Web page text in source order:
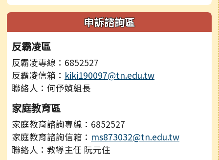
申訴諮詢區
反霸凌區
反霸凌專線：6852527
反霸凌信箱： kiki190097@tn.edu.tw
聯絡人：何伃媜組長
家庭教育區
家庭教育諮詢專線：6852527
家庭教育諮詢信箱： ms873032@tn.edu.tw
聯絡人：教導主任 阮元住